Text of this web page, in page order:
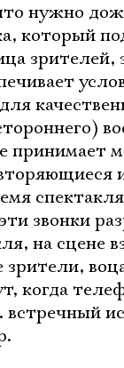
нужно
который
зрителей,
принимает
звонки
на сцене
зрители,
когда
встречный